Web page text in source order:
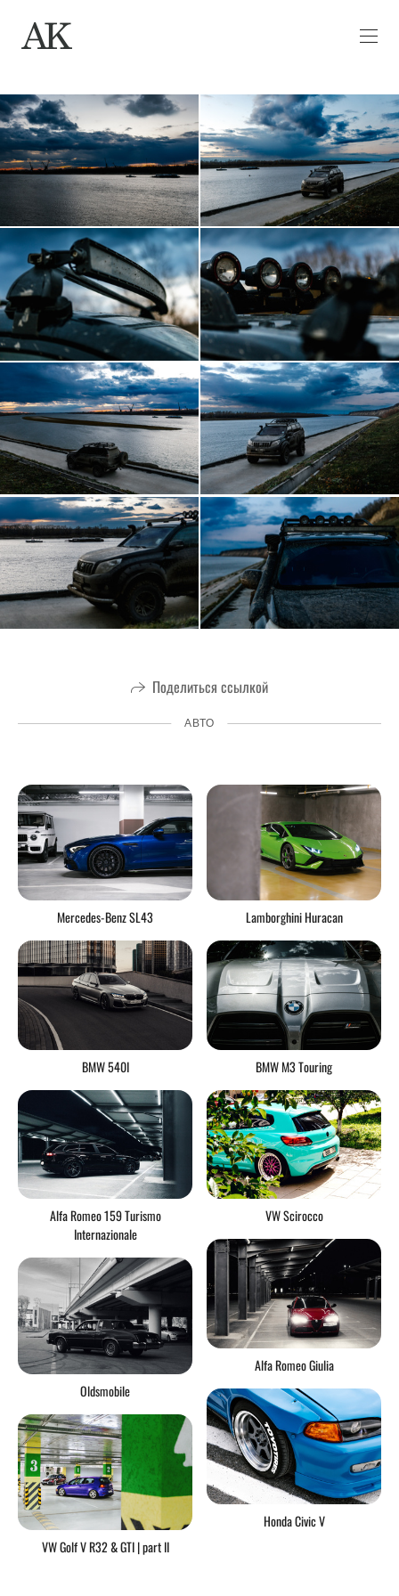
Поделиться ссылкой
АВТО
Mercedes-Benz SL43 Lamborghini Huracan
BMW 540I BMW M3 Touring
Alfa Romeo 159 Turismo
Internazionale
VW Scirocco
Alfa Romeo Giulia
Oldsmobile
Honda Civic V
VW Golf V R32 & GTI | part II